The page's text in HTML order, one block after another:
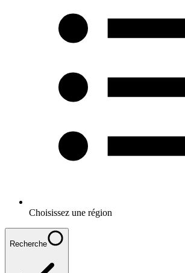
Choisissez une région
Recherche